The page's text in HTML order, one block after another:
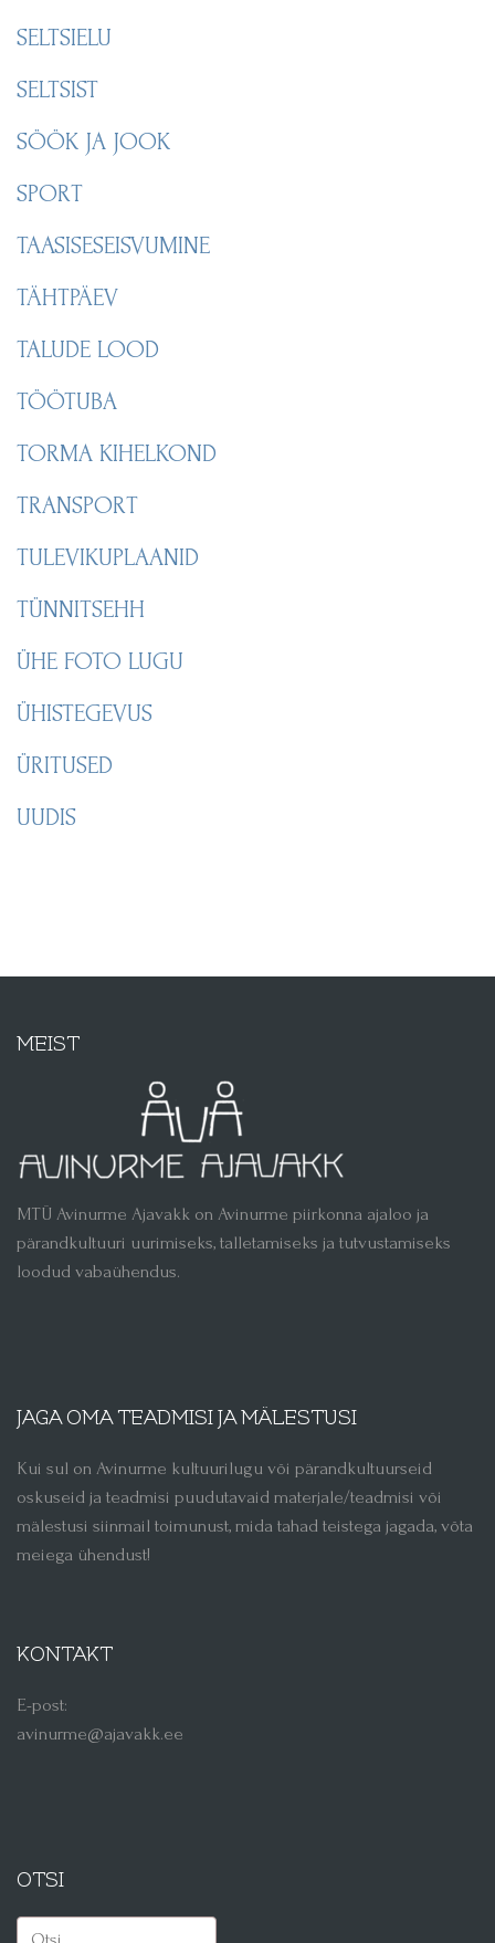
SELTSIELU
SELTSIST
SÖÖK JA JOOK
SPORT
TAASISESEISVUMINE
TÄHTPÄEV
TALUDE LOOD
TÖÖTUBA
TORMA KIHELKOND
TRANSPORT
TULEVIKUPLAANID
TÜNNITSEHH
ÜHE FOTO LUGU
ÜHISTEGEVUS
ÜRITUSED
UUDIS
MEIST
MTÜ Avinurme Ajavakk on Avinurme piirkonna ajaloo ja
pärandkultuuri uurimiseks, talletamiseks ja tutvustamiseks
loodud vabaühendus.
JAGA OMA TEADMISI JA MÄLESTUSI
Kui sul on Avinurme kultuurilugu või pärandkultuurseid
oskuseid ja teadmisi puudutavaid materjale/teadmisi või
mälestusi siinmail toimunust, mida tahad teistega jagada, võta
meiega ühendust!
KONTAKT
E-post:
avinurme@ajavakk.ee
OTSI
Otsi: